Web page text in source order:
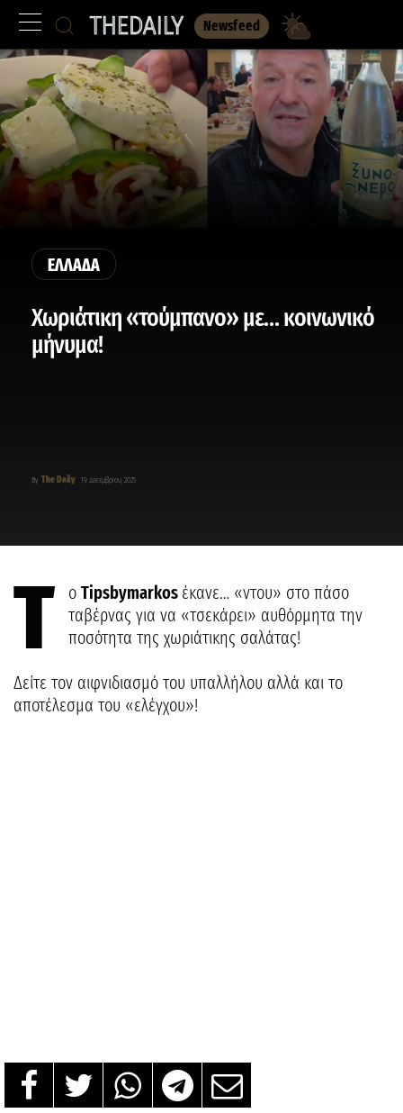
Newsfeed
ΕΛΛΑΔΑ
Χωριάτικη «τούμπανο» με… κοινωνικό
μήνυμα!
By The Daily 19 Δεκεμβρίου, 2025
Τ ο Tipsbymarkos έκανε… «ντου» στο πάσο
ταβέρνας για να «τσεκάρει» αυθόρμητα την
ποσότητα της χωριάτικης σαλάτας!
Δείτε τον αιφνιδιασμό του υπαλλήλου αλλά και το
αποτέλεσμα του «ελέγχου»!